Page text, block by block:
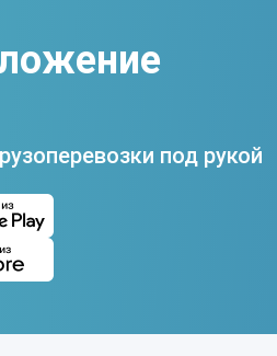
под рукой